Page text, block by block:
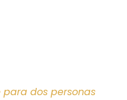
para dos personas